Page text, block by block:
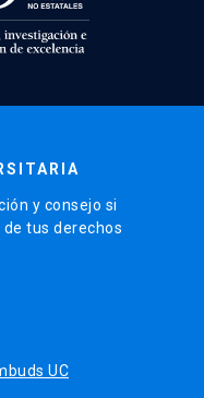
y consejo si
tus derechos
UC